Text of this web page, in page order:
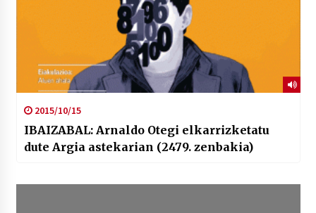
2015/10/15
IBAIZABAL: Arnaldo Otegi elkarrizketatu
dute Argia astekarian (2479. zenbakia)